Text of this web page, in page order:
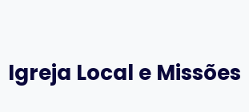
Igreja Local e Missões